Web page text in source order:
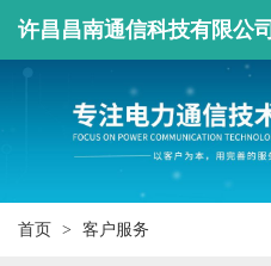
许昌昌南通信科技有限公司
首页 客户服务